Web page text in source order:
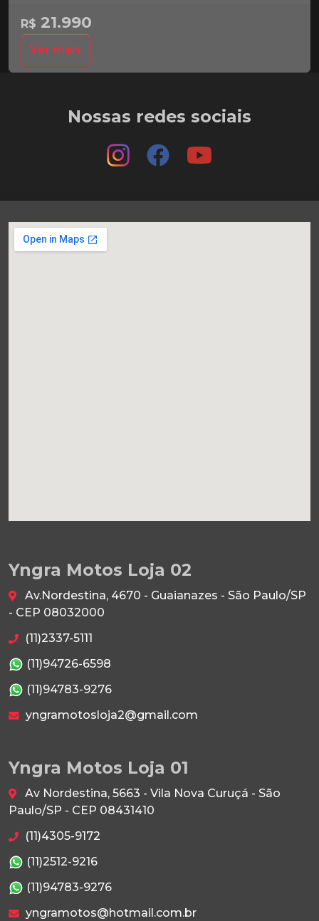
R$ 21.990
Ver mais
Nossas redes sociais
Yngra Motos Loja 02
Av.Nordestina, 4670 - Guaianazes - São Paulo/SP
- CEP 08032000
(11)2337-5111
(11)94726-6598
(11)94783-9276
yngramotosloja2@gmail.com
Yngra Motos Loja 01
Av Nordestina, 5663 - Vila Nova Curuçá - São
Paulo/SP - CEP 08431410
(11)4305-9172
(11)2512-9216
(11)94783-9276
yngramotos@hotmail.com.br